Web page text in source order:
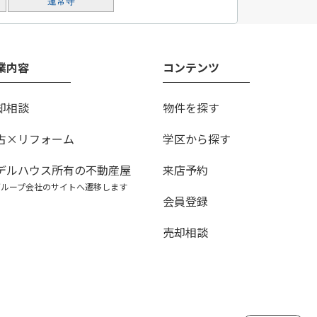
内容
相談
×リフォーム
ルハウス所有の不動産屋
ープ会社のサイトへ遷移します
コンテンツ
物件を探す
学区から探す
来店予約
会員登録
売却相談